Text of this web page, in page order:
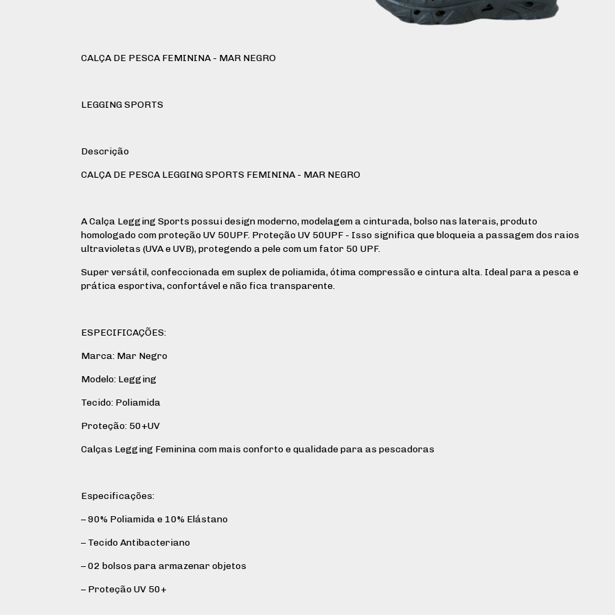
CALÇA DE PESCA FEMININA - MAR NEGRO
LEGGING SPORTS
Descrição
CALÇA DE PESCA LEGGING SPORTS FEMININA - MAR NEGRO
A Calça Legging Sports possui design moderno, modelagem a cinturada, bolso nas laterais, produto
homologado com proteção UV 50UPF. Proteção UV 50UPF - Isso significa que bloqueia a passagem dos raios
ultravioletas (UVA e UVB), protegendo a pele com um fator 50 UPF.
Super versátil, confeccionada em suplex de poliamida, ótima compressão e cintura alta. Ideal para a pesca e
prática esportiva, confortável e não fica transparente.
ESPECIFICAÇÕES:
Marca: Mar Negro
Modelo: Legging
Tecido: Poliamida
Proteção: 50+UV
Calças Legging Feminina com mais conforto e qualidade para as pescadoras
Especificações:
– 90% Poliamida e 10% Elástano
– Tecido Antibacteriano
– 02 bolsos para armazenar objetos
– Proteção UV 50+